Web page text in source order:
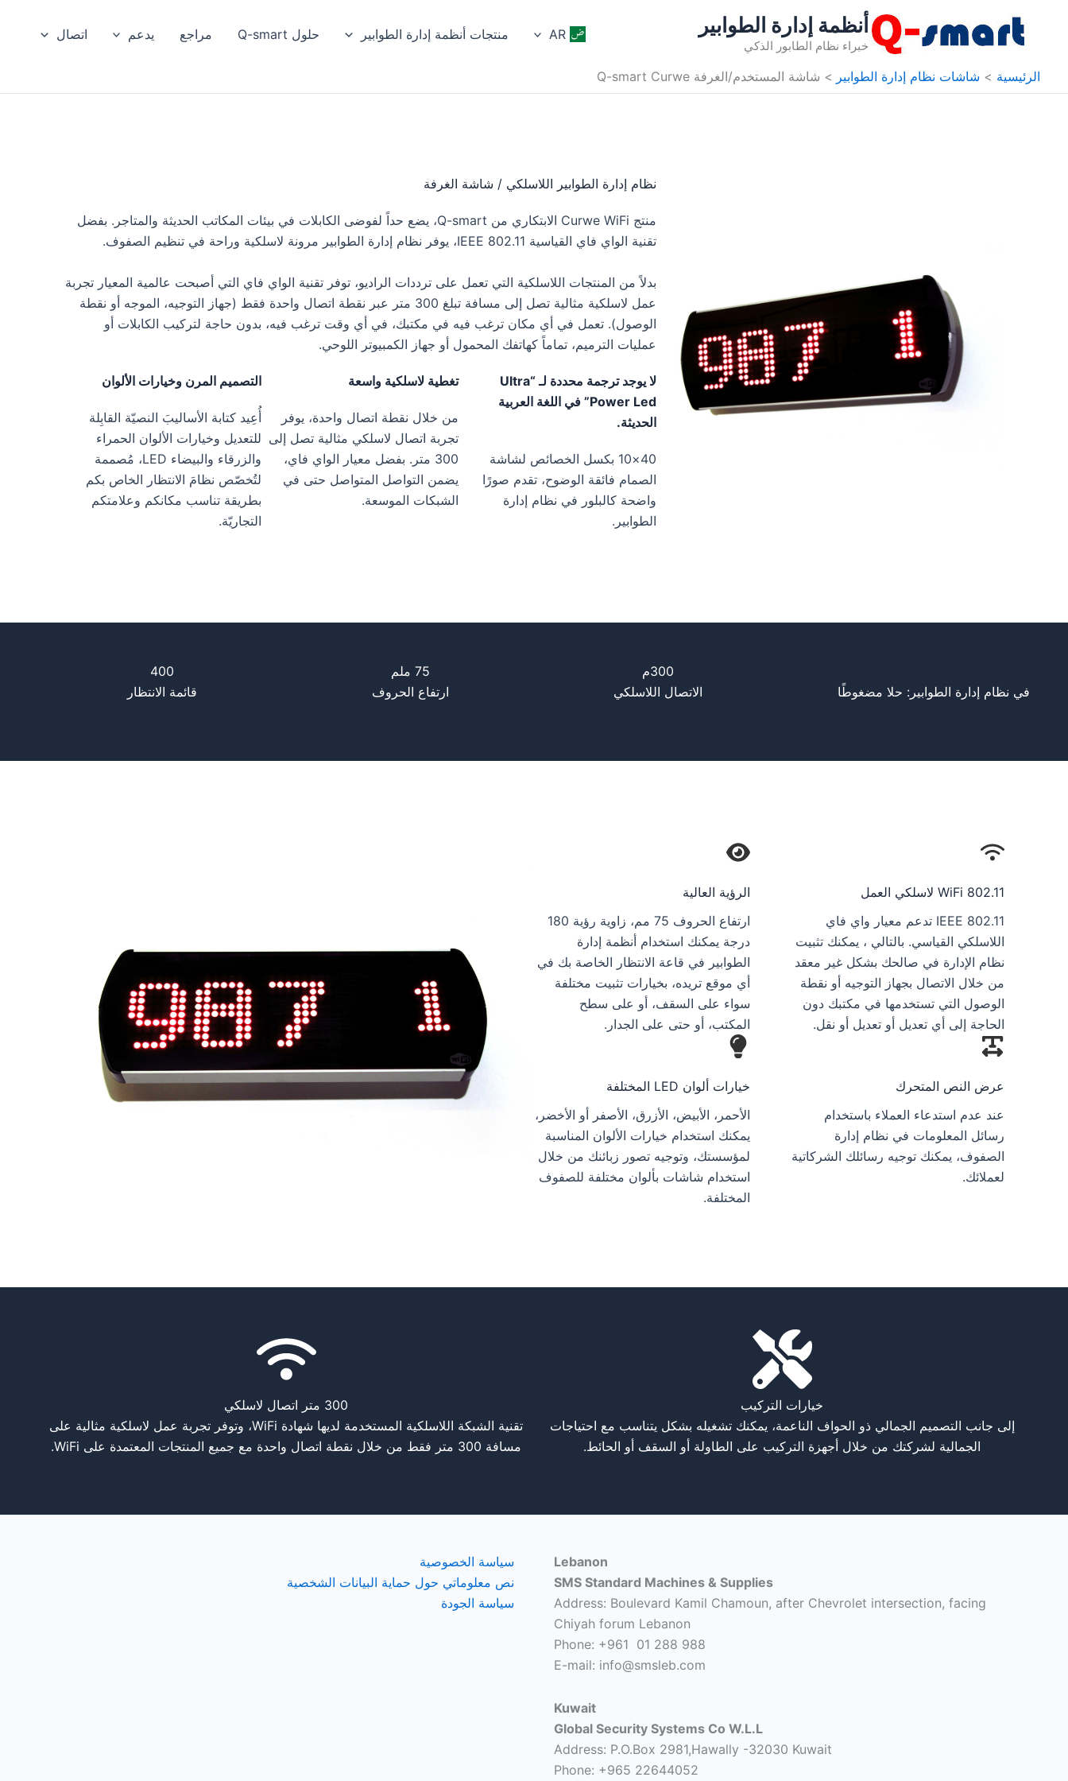
أنظمة إدارة الطوابير
خبراء نظام الطابور الذكي
AR منتجات أنظمة إدارة الطوابير حلول Q-smart مراجع يدعم اتصال
الرئيسية شاشات نظام إدارة الطوابير شاشة المستخدم/الغرفة Q-smart Curwe
نظام إدارة الطوابير اللاسلكي / شاشة الغرفة
منتج Curwe WiFi الابتكاري من Q-smart، يضع حداً لفوضى الكابلات في بيئات المكاتب الحديثة والمتاجر. بفضل
تقنية الواي فاي القياسية IEEE 802.11، يوفر نظام إدارة الطوابير مرونة لاسلكية وراحة في تنظيم الصفوف.
بدلاً من المنتجات اللاسلكية التي تعمل على ترددات الراديو، توفر تقنية الواي فاي التي أصبحت عالمية المعيار تجربة
عمل لاسلكية مثالية تصل إلى مسافة تبلغ 300 متر عبر نقطة اتصال واحدة فقط (جهاز التوجيه، الموجه أو نقطة
الوصول). تعمل في أي مكان ترغب فيه في مكتبك، في أي وقت ترغب فيه، بدون حاجة لتركيب الكابلات أو
عمليات الترميم، تماماً كهاتفك المحمول أو جهاز الكمبيوتر اللوحي.
لا يوجد ترجمة محددة لـ “Ultra
Power Led” في اللغة العربية
الحديثة.
40×10 بكسل الخصائص لشاشة
الصمام فائقة الوضوح، تقدم صورًا
واضحة كالبلور في نظام إدارة
الطوابير.
تغطية لاسلكية واسعة
من خلال نقطة اتصال واحدة، يوفر
تجربة اتصال لاسلكي مثالية تصل إلى
300 متر. بفضل معيار الواي فاي،
يضمن التواصل المتواصل حتى في
الشبكات الموسعة.
التصميم المرن وخيارات الألوان
أُعِيد كتابة الأساليبَ النصيّة القابِلة
للتعديل وخيارات الألوان الحمراء
والزرقاء والبيضاء LED، مُصممة
لتُخصّص نظامَ الانتظار الخاص بكم
بطريقة تناسب مكانكم وعلامتكم
التجاريّة.
في نظام إدارة الطوابير: حلا مضغوطًا
300م
الاتصال اللاسلكي
75 ملم
ارتفاع الحروف
400
قائمة الانتظار
WiFi 802.11 لاسلكي العمل
IEEE 802.11 تدعم معيار واي فاي
اللاسلكي القياسي. بالتالي ، يمكنك تثبيت
نظام الإدارة في صالحك بشكل غير معقد
من خلال الاتصال بجهاز التوجيه أو نقطة
الوصول التي تستخدمها في مكتبك دون
الحاجة إلى أي تعديل أو تعديل أو نقل.
الرؤية العالية
ارتفاع الحروف 75 مم، زاوية رؤية 180
درجة يمكنك استخدام أنظمة إدارة
الطوابير في قاعة الانتظار الخاصة بك في
أي موقع تريده، بخيارات تثبيت مختلفة
سواء على السقف، أو على سطح
المكتب، أو حتى على الجدار.
عرض النص المتحرك
عند عدم استدعاء العملاء باستخدام
رسائل المعلومات في نظام إدارة
الصفوف، يمكنك توجيه رسائلك الشركاتية
لعملائك.
خيارات ألوان LED المختلفة
الأحمر، الأبيض، الأزرق، الأصفر أو الأخضر،
يمكنك استخدام خيارات الألوان المناسبة
لمؤسستك، وتوجيه تصور زبائنك من خلال
استخدام شاشات بألوان مختلفة للصفوف
المختلفة.
خيارات التركيب
إلى جانب التصميم الجمالي ذو الحواف الناعمة، يمكنك تشغيله بشكل يتناسب مع احتياجات
الجمالية لشركتك من خلال أجهزة التركيب على الطاولة أو السقف أو الحائط.
300 متر اتصال لاسلكي
تقنية الشبكة اللاسلكية المستخدمة لديها شهادة WiFi، وتوفر تجربة عمل لاسلكية مثالية على
مسافة 300 متر فقط من خلال نقطة اتصال واحدة مع جميع المنتجات المعتمدة على WiFi.
Lebanon
SMS Standard Machines & Supplies
Address: Boulevard Kamil Chamoun, after Chevrolet intersection, facing
Chiyah forum Lebanon
Phone: +961 01 288 988
E-mail: info@smsleb.com
Kuwait
Global Security Systems Co W.L.L
Address: P.O.Box 2981,Hawally -32030 Kuwait
Phone: +965 22644052
سياسة الخصوصية
نص معلوماتي حول حماية البيانات الشخصية
سياسة الجودة